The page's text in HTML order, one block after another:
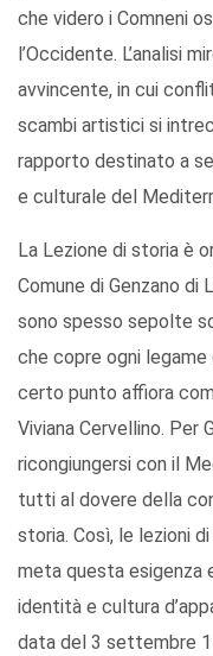
che videro i Comneni
l’Occidente. L’analisi
avvincente, in cui
scambi artistici si
rapporto destinato a
e culturale del
La Lezione di storia è
Comune di Genzano di
sono spesso sepolte
che copre ogni
certo punto affiora
Viviana Cervellino. Per
ricongiungersi con il
tutti al dovere della
storia. Così, le lezioni
meta questa esigenza
identità e cultura
data del 3 settembre